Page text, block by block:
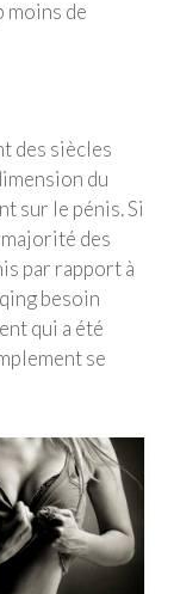
moins de
des siècles
du
sur le pénis. Si
des
par rapport à
besoin
qui a été
se